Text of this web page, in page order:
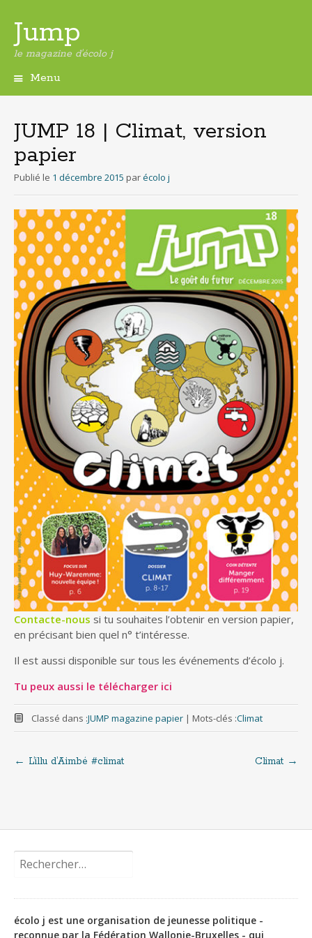
Jump
le magazine d'écolo j
Menu
principal
JUMP 18 | Climat, version
papier
Publié le 1 décembre 2015 parécolo j
Contacte-nous si tu souhaites l’obtenir en version papier,
en précisant bien quel n° t’intéresse.
Il est aussi disponible sur tous les événements d’écolo j.
Tu peux aussi le télécharger ici
Classé dans :JUMP magazine papier | Mots-clés :Climat
Navigation
l'article
← L’illu d’Aimbé #climat Climat →
écolo j est une organisation de jeunesse politique -
reconnue par la Fédération Wallonie-Bruxelles - qui